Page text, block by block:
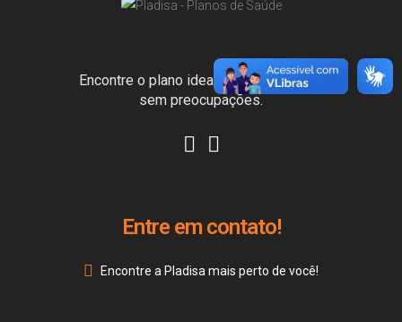
Encontre o plano ideal para viver o hoje
sem preocupações.
Entre em contato!
Encontre a Pladisa mais perto de você!